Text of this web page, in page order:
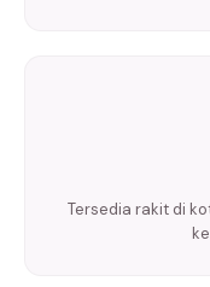
Tersedia rakit di